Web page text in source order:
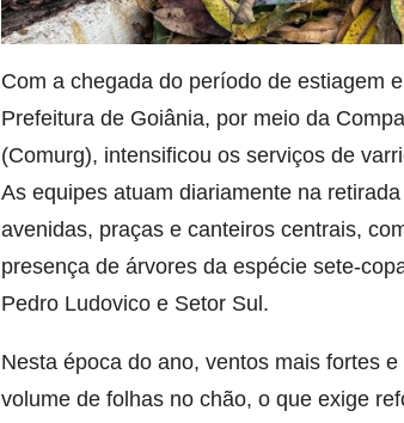
Com a chegada do período de estiagem
Prefeitura de Goiânia, por meio da
(Comurg), intensificou os serviços de
As equipes atuam diariamente na
avenidas, praças e canteiros centrais,
presença de árvores da espécie sete-
Pedro Ludovico e Setor Sul.
Nesta época do ano, ventos mais fortes
volume de folhas no chão, o que exige